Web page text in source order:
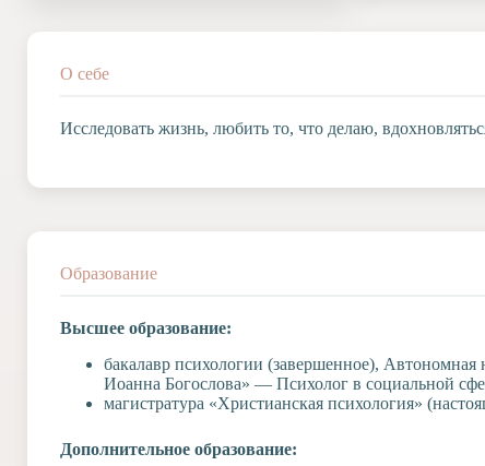
служба
О себе
Исследовать жизнь, любить то, что делаю,
Образование
Высшее образование:
бакалавр психологии (завершенное), Автономная
Иоанна Богослова» — Психолог в социальной
магистратура «Христианская психология»
Дополнительное образование: